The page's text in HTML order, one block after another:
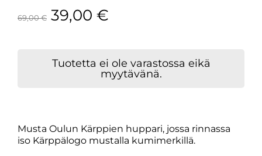
69,00€ 39,00 €
Tuotetta ei ole varastossa eikä
myytävänä.
Musta Oulun Kärppien huppari, jossa rinnassa
iso Kärppälogo mustalla kumimerkillä.